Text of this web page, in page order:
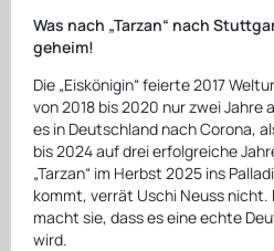
Was nach „Tarzan“ nach
geheim!
Die „Eiskönigin“ feierte 2017
von 2018 bis 2020 nur zwei Jahre
es in Deutschland nach Corona,
bis 2024 auf drei erfolgreiche
„Tarzan“ im Herbst 2025 ins
kommt, verrät Uschi Neuss nicht.
macht sie, dass es eine echte
wird.